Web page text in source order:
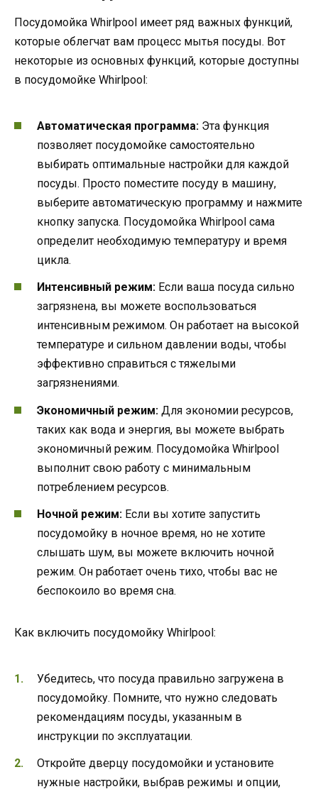
Посудомойка Whirlpool имеет ряд важных функций,
которые облегчат вам процесс мытья посуды. Вот
некоторые из основных функций, которые доступны
в посудомойке Whirlpool:
Автоматическая программа: Эта функция
позволяет посудомойке самостоятельно
выбирать оптимальные настройки для каждой
посуды. Просто поместите посуду в машину,
выберите автоматическую программу и нажмите
кнопку запуска. Посудомойка Whirlpool сама
определит необходимую температуру и время
цикла.
Интенсивный режим: Если ваша посуда сильно
загрязнена, вы можете воспользоваться
интенсивным режимом. Он работает на высокой
температуре и сильном давлении воды, чтобы
эффективно справиться с тяжелыми
загрязнениями.
Экономичный режим: Для экономии ресурсов,
таких как вода и энергия, вы можете выбрать
экономичный режим. Посудомойка Whirlpool
выполнит свою работу с минимальным
потреблением ресурсов.
Ночной режим: Если вы хотите запустить
посудомойку в ночное время, но не хотите
слышать шум, вы можете включить ночной
режим. Он работает очень тихо, чтобы вас не
беспокоило во время сна.
Как включить посудомойку Whirlpool:
Убедитесь, что посуда правильно загружена в
посудомойку. Помните, что нужно следовать
рекомендациям посуды, указанным в
инструкции по эксплуатации.
Откройте дверцу посудомойки и установите
нужные настройки, выбрав режимы и опции,